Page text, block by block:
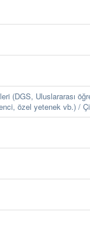
(DGS, Uluslararası
özel yetenek vb.) /